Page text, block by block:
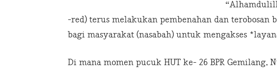
-red) terus melakukan pembenahan dan terobosan
bagi masyarakat (nasabah) untuk mengakses
Di mana momen pucuk HUT ke- 26 BPR